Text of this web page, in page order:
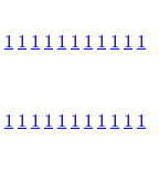
1 1 1 1 1 1 1 1 1 1 1
1 1 1 1 1 1 1 1 1 1 1